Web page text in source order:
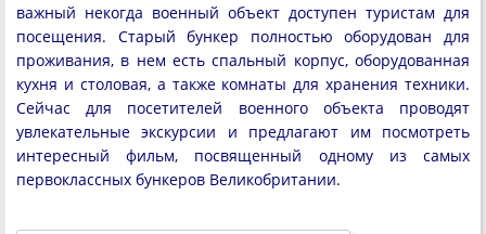
важный некогда военный объект доступен туристам для
посещения. Старый бункер полностью оборудован для
проживания, в нем есть спальный корпус, оборудованная
кухня и столовая, а также комнаты для хранения техники.
Сейчас для посетителей военного объекта проводят
увлекательные экскурсии и предлагают им посмотреть
интересный фильм, посвященный одному из самых
первоклассных бункеров Великобритании.